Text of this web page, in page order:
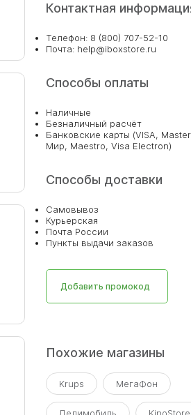
Контактная
Телефон: 8 (800) 707-52-10
Почта: help@iboxstore.ru
Способы оплаты
Наличные
Безналичный расчёт
Банковские карты (VISA,
Мир, Maestro, Visa Electron)
Способы доставки
Самовывоз
Курьерская
Почта России
Пункты выдачи заказов
Добавить промокод
Похожие магазины
Krups МегаФон